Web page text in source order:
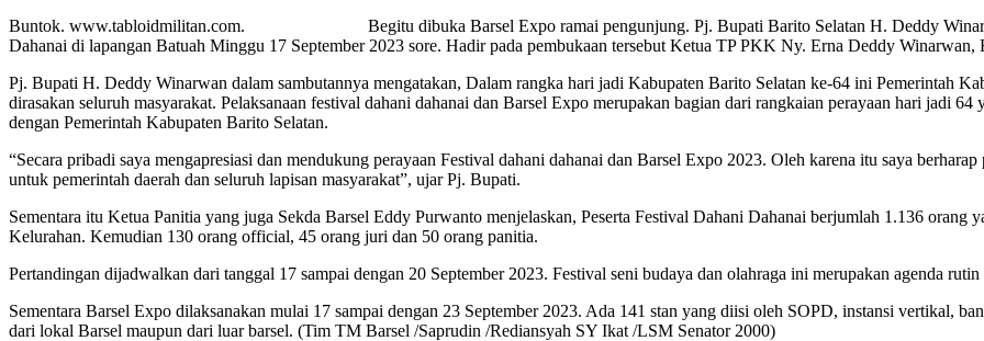
Buntok. www.tabloidmilitan.com. Begitu dibuka Barsel Expo ramai pengunjung. Pj. Bupati Barito Selatan H. Deddy Winarwan
Dahanai di lapangan Batuah Minggu 17 September 2023 sore. Hadir pada pembukaan tersebut Ketua TP PKK Ny. Erna Deddy Winarwan,
Pj. Bupati H. Deddy Winarwan dalam sambutannya mengatakan, Dalam rangka hari jadi Kabupaten Barito Selatan ke-64 ini Pemerintah
dirasakan seluruh masyarakat. Pelaksanaan festival dahani dahanai dan Barsel Expo merupakan bagian dari rangkaian perayaan hari jadi
dengan Pemerintah Kabupaten Barito Selatan.
“Secara pribadi saya mengapresiasi dan mendukung perayaan Festival dahani dahanai dan Barsel Expo 2023. Oleh karena itu saya
untuk pemerintah daerah dan seluruh lapisan masyarakat”, ujar Pj. Bupati.
Sementara itu Ketua Panitia yang juga Sekda Barsel Eddy Purwanto menjelaskan, Peserta Festival Dahani Dahanai berjumlah 1.136 orang
Kelurahan. Kemudian 130 orang official, 45 orang juri dan 50 orang panitia.
Pertandingan dijadwalkan dari tanggal 17 sampai dengan 20 September 2023. Festival seni budaya dan olahraga ini merupakan agenda
Sementara Barsel Expo dilaksanakan mulai 17 sampai dengan 23 September 2023. Ada 141 stan yang diisi oleh SOPD, instansi vertikal,
dari lokal Barsel maupun dari luar barsel. (Tim TM Barsel /Saprudin /Rediansyah SY Ikat /LSM Senator 2000)